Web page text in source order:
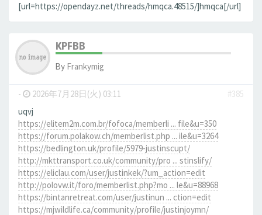
[url=https://opendayz.net/threads/hmqca.48515/]hmqca[/url]
KPFBB
By Frankymig
- 2026年7月28日(火) 03:11
#385
uqvj
https://elitem2m.com.br/fofoca/memberli ... file&u=350
https://forum.polakow.ch/memberlist.php ... ile&u=3264
https://bedlington.uk/profile/5979-justinscupt/
http://mkttransport.co.uk/community/pro ... stinslify/
https://eliclau.com/user/justinkek/?um_action=edit
http://polovw.it/foro/memberlist.php?mo ... le&u=88968
https://bintanretreat.com/user/justinun ... ction=edit
https://mjwildlife.ca/community/profile/justinjoymn/